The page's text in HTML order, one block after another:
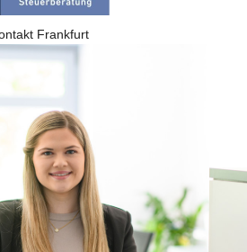
Frankfurt